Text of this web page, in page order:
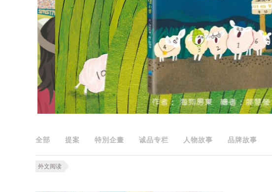
全部 提案 特別企畫 诚品专栏 人物故事 品牌故事
外文阅读